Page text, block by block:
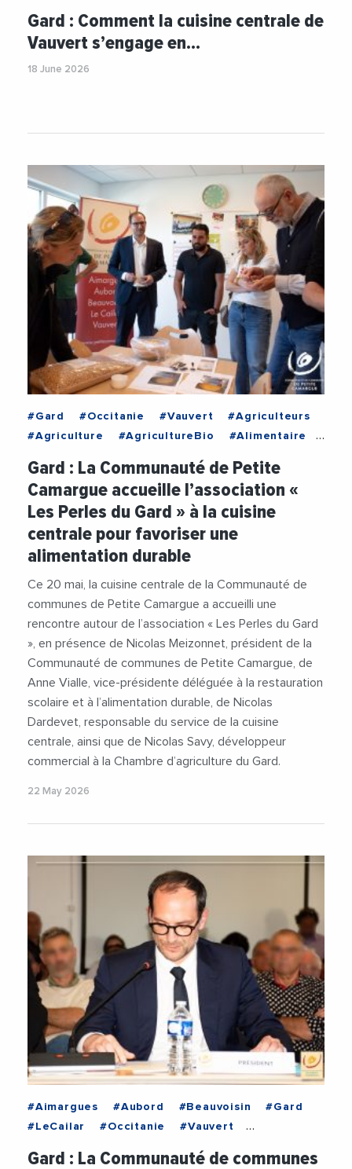
#BienManger
#Biodiversite
#CircuitCourt
Gard : Comment la cuisine centrale de
Vauvert s’engage en…
18 June 2026
#Gard #Occitanie #Vauvert
#Agriculteurs
#Agriculture
#AgricultureBio
#Alimentaire
#CommunautePetiteCamargue
#NicolasMeizonnet
#Restauration
Gard : La Communauté de Petite
Camargue accueille l’association «
Les Perles du Gard » à la cuisine
centrale pour favoriser une
alimentation durable
Ce 20 mai, la cuisine centrale de la Communauté de
communes de Petite Camargue a accueilli une
rencontre autour de l’association « Les Perles du Gard
», en présence de Nicolas Meizonnet, président de la
Communauté de communes de Petite Camargue, de
Anne Vialle, vice-présidente déléguée à la restauration
scolaire et à l’alimentation durable, de Nicolas
Dardevet, responsable du service de la cuisine
centrale, ainsi que de Nicolas Savy, développeur
commercial à la Chambre d’agriculture du Gard.
22 May 2026
#Aimargues #Aubord #Beauvoisin
#Gard
#LeCailar
#Occitanie
#Vauvert
#Municipales2026
#NicolasMeizonnet
Gard : La Communauté de communes